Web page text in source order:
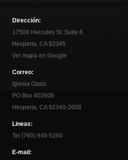
Dirección:
17508 Hercules St. Suite 8
Hesperia, CA 92345
Ver mapa en Google
Correo:
Iglesia Oasis
PO Box 402608
Hesperia, CA 92340-2608
Lineas:
Tel (760) 948-5260
E-mail: